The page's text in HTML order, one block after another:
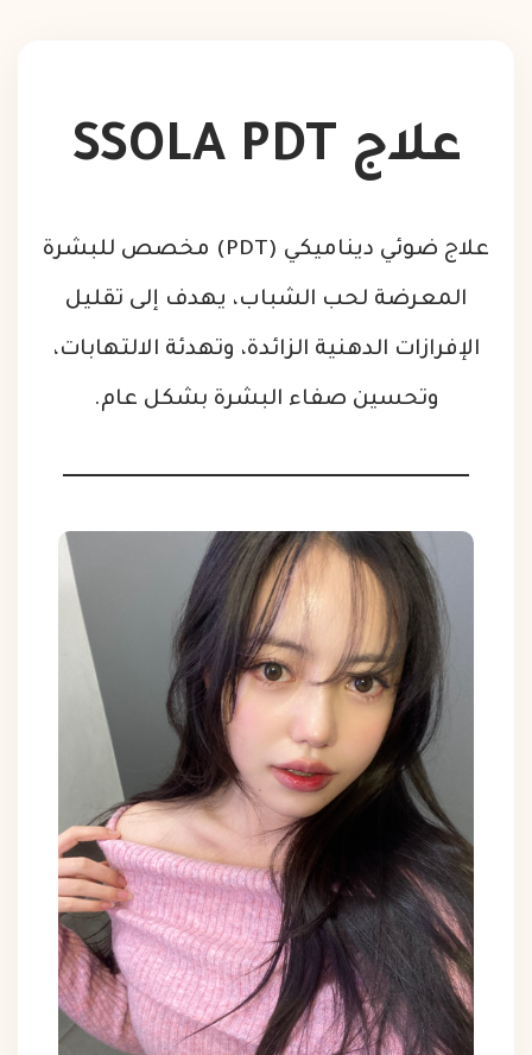
علاج SSOLA PDT
علاج ضوئي ديناميكي (PDT) مخصص للبشرة
المعرضة لحب الشباب، يهدف إلى تقليل
الإفرازات الدهنية الزائدة، وتهدئة الالتهابات،
وتحسين صفاء البشرة بشكل عام.
______________________________________